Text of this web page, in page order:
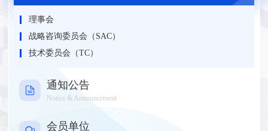
理事会
战略咨询委员会（SAC）
技术委员会（TC）
通知公告
Notice & Announcement
会员单位